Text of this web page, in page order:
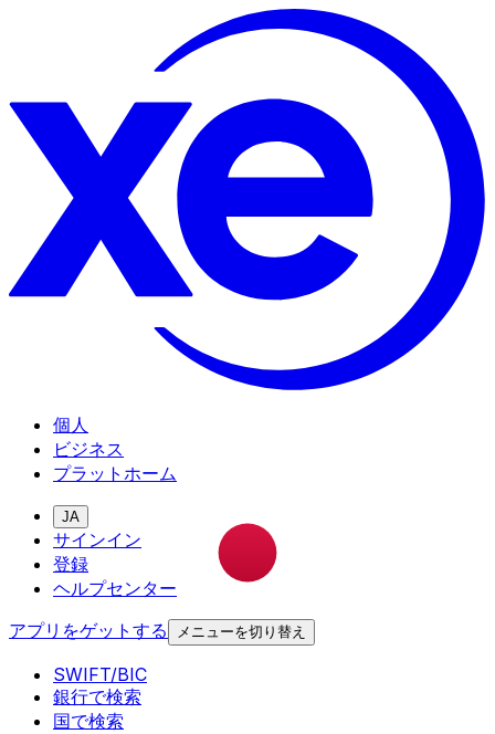
個人
ビジネス
プラットホーム
JA
サインイン
登録
ヘルプセンター
アプリをゲットする
メニューを切り替え
SWIFT/BIC
銀行で検索
国で検索